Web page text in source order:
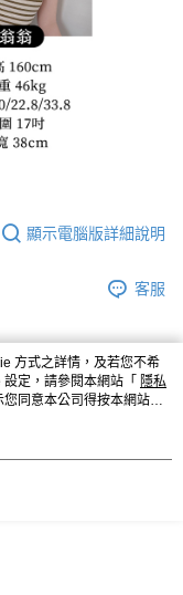
顯示電腦版詳細說明
客服
方式之詳情，及若您不希
定，請參閱本網站「 隱私
同意本公司得按本網站使